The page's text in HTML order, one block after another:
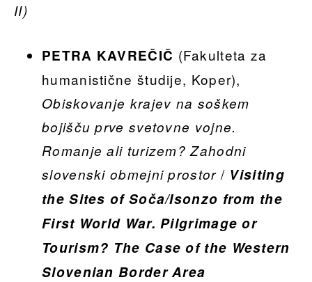
II)
PETRA KAVREČIČ (Fakulteta za
humanistične študije, Koper),
Obiskovanje krajev na soškem
bojišču prve svetovne vojne.
Romanje ali turizem? Zahodni
slovenski obmejni prostor/ Visiting
the Sites of Soča/Isonzo from the
First World War. Pilgrimage or
Tourism? The Case of the Western
Slovenian Border Area